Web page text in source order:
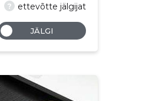
? ettevõtte jälgijat
JÄLGI